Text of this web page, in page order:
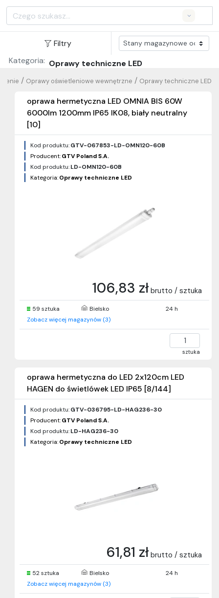
Search
Filtry
Kategoria: Oprawy techniczne LED
Oprawy techniczne LED
/
Oprawy oświetleniowe wewnętrzne
/
oprawa hermetyczna LED OMNIA BIS 60W
6000lm 1200mm IP65 IK08, biały neutralny
[10]
Kod produktu:GTV-067853-LD-OMN120-60B
Producent:GTV Poland S.A.
Kod produktu:LD-OMN120-60B
Kategoria:Oprawy techniczne LED
106,83 zł brutto / sztuka
59 sztuka Bielsko
24 h
Zobacz więcej magazynów (3)
sztuka
oprawa hermetyczna do LED 2x120cm LED
HAGEN do świetlówek LED IP65 [8/144]
Kod produktu:GTV-036795-LD-HAG236-30
Producent:GTV Poland S.A.
Kod produktu:LD-HAG236-30
Kategoria:Oprawy techniczne LED
61,81 zł brutto / sztuka
52 sztuka Bielsko
24 h
Zobacz więcej magazynów (3)